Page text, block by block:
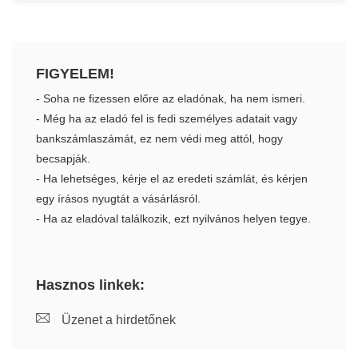
FIGYELEM!
- Soha ne fizessen előre az eladónak, ha nem ismeri.
- Még ha az eladó fel is fedi személyes adatait vagy
bankszámlaszámát, ez nem védi meg attól, hogy
becsapják.
- Ha lehetséges, kérje el az eredeti számlát, és kérjen
egy írásos nyugtát a vásárlásról.
- Ha az eladóval találkozik, ezt nyilvános helyen tegye.
Hasznos linkek:
Üzenet a hirdetőnek